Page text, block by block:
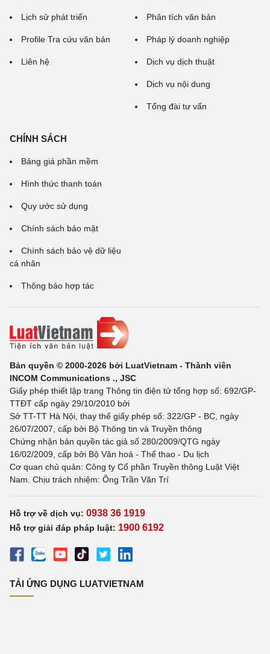
Lịch sử phát triển
Profile Tra cứu văn bản
Liên hệ
Phân tích văn bản
Pháp lý doanh nghiệp
Dịch vụ dịch thuật
Dịch vụ nội dung
Tổng đài tư vấn
CHÍNH SÁCH
Bảng giá phần mềm
Hình thức thanh toán
Quy ước sử dụng
Chính sách bảo mật
Chính sách bảo vệ dữ liệu
cá nhân
Thông báo hợp tác
Bản quyền © 2000-2026 bởi LuatVietnam - Thành viên
INCOM Communications ., JSC
Giấy phép thiết lập trang Thông tin điện tử tổng hợp số: 692/GP-
TTĐT cấp ngày 29/10/2010 bởi
Sở TT-TT Hà Nội, thay thế giấy phép số: 322/GP - BC, ngày
26/07/2007, cấp bởi Bộ Thông tin và Truyền thông
Chứng nhận bản quyền tác giả số 280/2009/QTG ngày
16/02/2009, cấp bởi Bộ Văn hoá - Thể thao - Du lịch
Cơ quan chủ quản: Công ty Cổ phần Truyền thông Luật Việt
Nam. Chịu trách nhiệm: Ông Trần Văn Trí
Hỗ trợ về dịch vụ: 0938 36 1919
Hỗ trợ giải đáp pháp luật: 1900 6192
TẢI ỨNG DỤNG LUATVIETNAM